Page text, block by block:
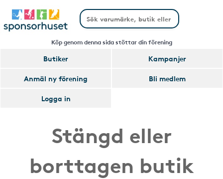
Köp genom denna sida stöttar din förening
Butiker
Kampanjer
Anmäl ny förening
Bli medlem
Logga in
Stängd eller
borttagen butik